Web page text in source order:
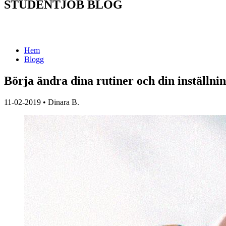
STUDENTJOB BLOG
Hem
Blogg
Börja ändra dina rutiner och din
11-02-2019 • Dinara B.